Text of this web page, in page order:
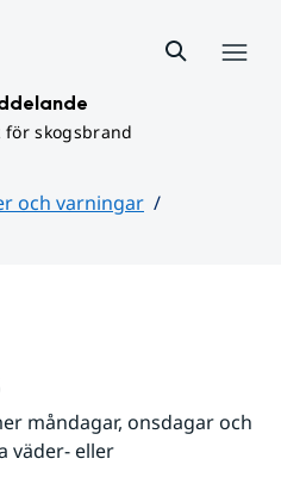
för skogsbrand
och varningar
måndagar, onsdagar och
väder- eller